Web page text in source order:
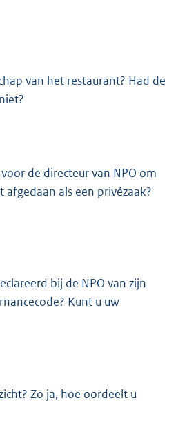
van het restaurant? Had de
de directeur van NPO om
als een privézaak?
bij de NPO van zijn
Kunt u uw
Zo ja, hoe oordeelt u